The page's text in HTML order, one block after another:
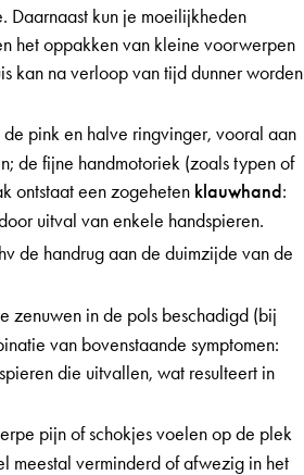
Daarnaast kun je moeilijkheden
het oppakken van kleine voorwerpen
kan na verloop van tijd dunner worden
pink en halve ringvinger, vooral aan
de fijne handmotoriek (zoals typen of
ontstaat een zogeheten klauwhand :
uitval van enkele handspieren.
de handrug aan de duimzijde van de
zenuwen in de pols beschadigd (bij
van bovenstaande symptomen:
die uitvallen, wat resulteert in
pijn of schokjes voelen op de plek
meestal verminderd of afwezig in het